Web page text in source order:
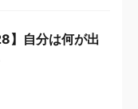
】自分は何が出